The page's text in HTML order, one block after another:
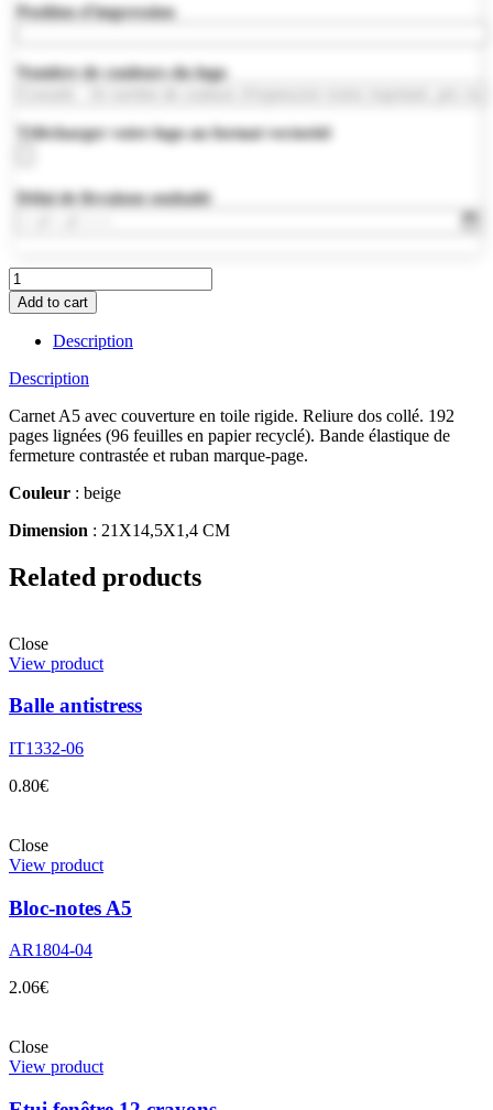
Position d'impression
Nombre de couleurs du logo
Télécharger votre logo au format vectoriel
Délai de livraison souhaité
MO8712-
13
quantity
Add to cart
Description
Description
Carnet A5 avec couverture en toile rigide. Reliure dos collé. 192
pages lignées (96 feuilles en papier recyclé). Bande élastique de
fermeture contrastée et ruban marque-page.
Couleur : beige
Dimension : 21X14,5X1,4 CM
Related products
Close
View product
Balle antistress
IT1332-06
0.80€
Close
View product
Bloc-notes A5
AR1804-04
2.06€
Close
View product